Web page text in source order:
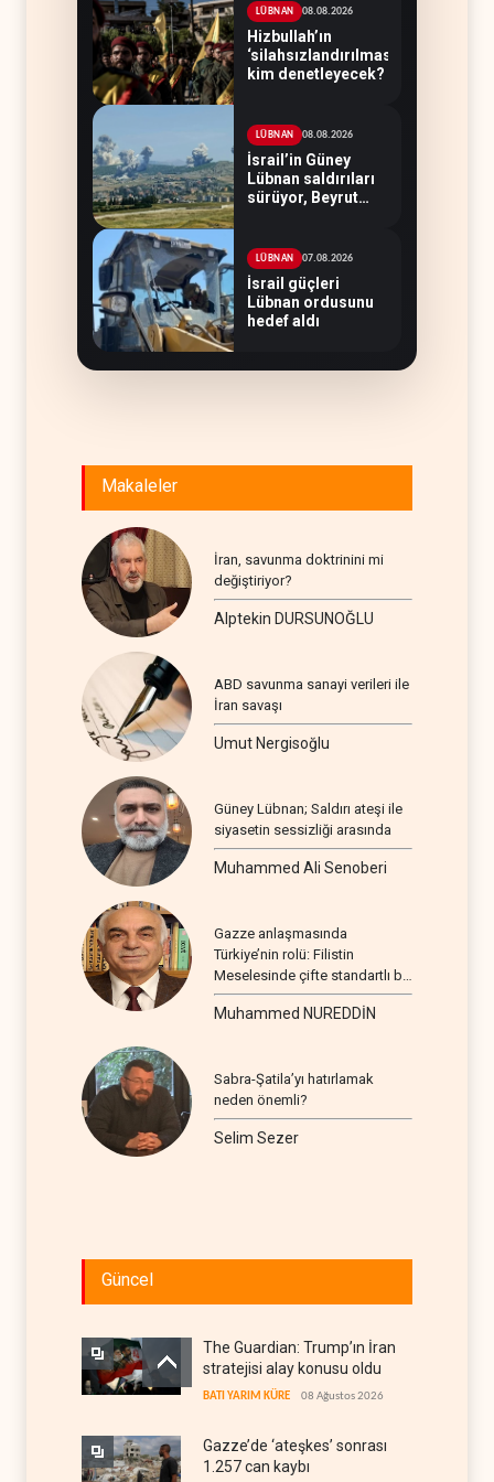
LÜBNAN 08.08.2026
Hizbullah’ın
‘silahsızlandırılmasını’
kim denetleyecek?
LÜBNAN 08.08.2026
İsrail’in Güney
Lübnan saldırıları
sürüyor, Beyrut
LÜBNAN 07.08.2026
İsrail güçleri
Lübnan ordusunu
hedef aldı
Makaleler
İran, savunma doktrinini mi
değiştiriyor?
Alptekin DURSUNOĞLU
ABD savunma sanayi verileri ile
İran savaşı
Umut Nergisoğlu
Güney Lübnan; Saldırı ateşi ile
siyasetin sessizliği arasında
Muhammed Ali Senoberi
Gazze anlaşmasında
Türkiye’nin rolü: Filistin
Meselesinde çifte standartlı bir
seyir
Muhammed NUREDDİN
Sabra-Şatila’yı hatırlamak
neden önemli?
Selim Sezer
Güncel
The Guardian: Trump’ın İran
stratejisi alay konusu oldu
BATI YARIM KÜRE 08 Ağustos 2026
Gazze’de ‘ateşkes’ sonrası
1.257 can kaybı